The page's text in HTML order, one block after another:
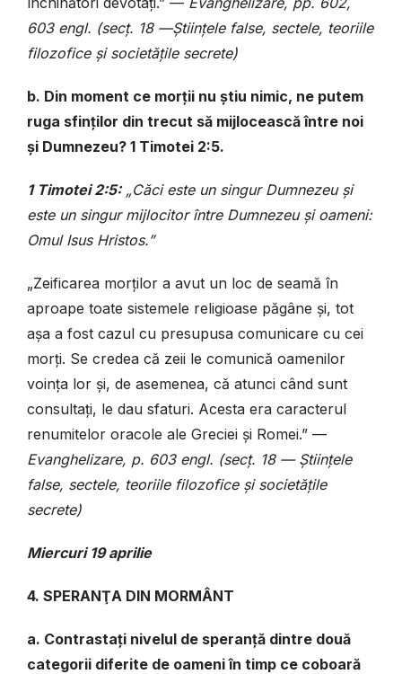
603 engl. (secț. 18 —Științele false, sectele, teoriile
filozofice și societățile secrete)
b. Din moment ce morții nu știu nimic, ne putem
ruga sfinților din trecut să mijlocească între noi
și Dumnezeu? 1 Timotei 2:5.
1 Timotei 2:5:„Căci este un singur Dumnezeu și
este un singur mijlocitor între Dumnezeu și oameni:
Omul Isus Hristos.”
„Zeificarea morților a avut un loc de seamă în
aproape toate sistemele religioase păgâne și, tot
așa a fost cazul cu presupusa comunicare cu cei
morți. Se credea că zeii le comunică oamenilor
voința lor și, de asemenea, că atunci când sunt
consultați, le dau sfaturi. Acesta era caracterul
renumitelor oracole ale Greciei și Romei.” —
Evanghelizare, p. 603 engl. (secț. 18 — Științele
false, sectele, teoriile filozofice și societățile
secrete)
Miercuri 19 aprilie
4. SPERANŢA DIN MORMÂNT
a. Contrastați nivelul de speranță dintre două
categorii diferite de oameni în timp ce coboară